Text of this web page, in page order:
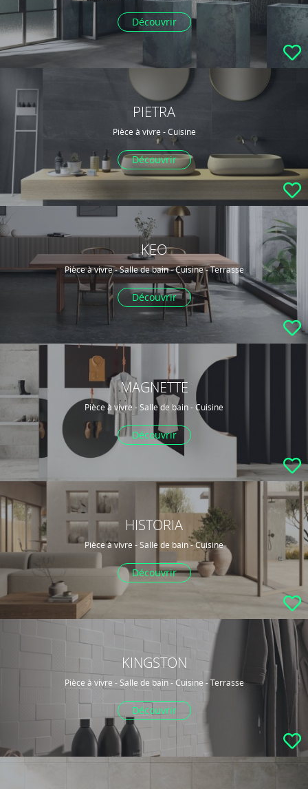
Découvrir
PIETRA
Pièce à vivre - Cuisine
Découvrir
KEO
Pièce à vivre - Salle de bain - Cuisine - Terrasse
Découvrir
MAGNETTE
Pièce à vivre - Salle de bain - Cuisine
Découvrir
HISTORIA
Pièce à vivre - Salle de bain - Cuisine
Découvrir
KINGSTON
Pièce à vivre - Salle de bain - Cuisine - Terrasse
Découvrir